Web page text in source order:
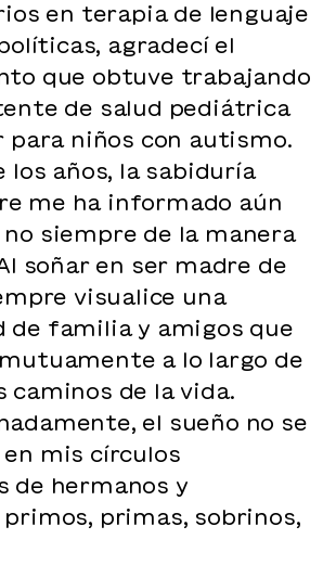
en terapia de lenguaje
agradecí el
que obtuve trabajando
de salud pediátrica
para niños con autismo.
los años, la sabiduría
me ha informado aún
siempre de la manera
soñar en ser madre de
visualice una
de familia y amigos que
a lo largo de
caminos de la vida.
el sueño no se
mis círculos
de hermanos y
primas, sobrinos,